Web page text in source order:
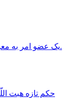
يک عضو امر به معروف طالبان در حمله اى در قندهار كشته شد.
حكم تازه هبت